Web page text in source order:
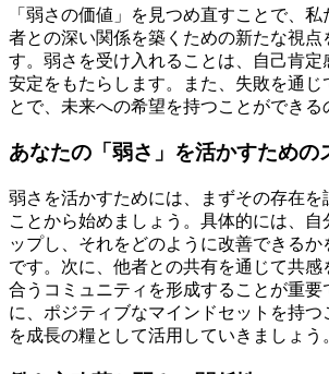
「弱さの価値」を見つめ直すことで、
者との深い関係を築くための新たな視点
す。弱さを受け入れることは、自己肯定
安定をもたらします。また、失敗を通じ
とで、未来への希望を持つことができる
あなたの「弱さ」を活かすための
弱さを活かすためには、まずその存在を
ことから始めましょう。具体的には、自
ップし、それをどのように改善できるか
です。次に、他者との共有を通じて共感
合うコミュニティを形成することが重要
に、ポジティブなマインドセットを持つ
を成長の糧として活用していきましょう